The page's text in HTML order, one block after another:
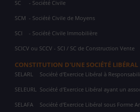
SC - Société Civile
SCM - Société Civile de Moyens
SCI - Société Civile Immobilière
SCICV ou SCCV - SCI / SC de Construction Vente
CONSTITUTION D'UNE SOCIÉTÉ LIBÉRAL
SELARL Société d'Exercice Libéral à
SELEURL Société d'Exercice Libéral ayant un
SELAFA Société d'Exercice Libéral sous Forme